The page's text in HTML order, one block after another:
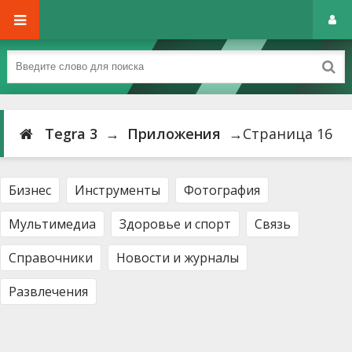
Tegra 3 → Приложения →Страница 16
Бизнес Инструменты
Фотография
Мультимедиа
Здоровье и спорт
Связь
Справочники
Новости и журналы
Развлечения